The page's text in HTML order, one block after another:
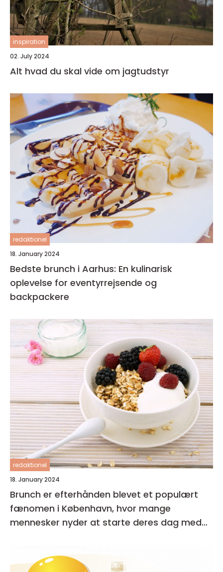
inspiration
02. July 2024
Alt hvad du skal vide om jagtudstyr
redaktionel
18. January 2024
Bedste brunch i Aarhus: En kulinarisk
oplevelse for eventyrrejsende og
backpackere
redaktionel
18. January 2024
Brunch er efterhånden blevet et populært
fænomen i København, hvor mange
mennesker nyder at starte deres dag med